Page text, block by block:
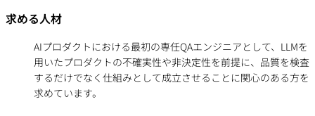
求める人材
AIプロダクトにおける最初の専任QAエンジニアとして、LLMを
用いたプロダクトの不確実性や非決定性を前提に、品質を検査
するだけでなく仕組みとして成立させることに関心のある方を
求めています。